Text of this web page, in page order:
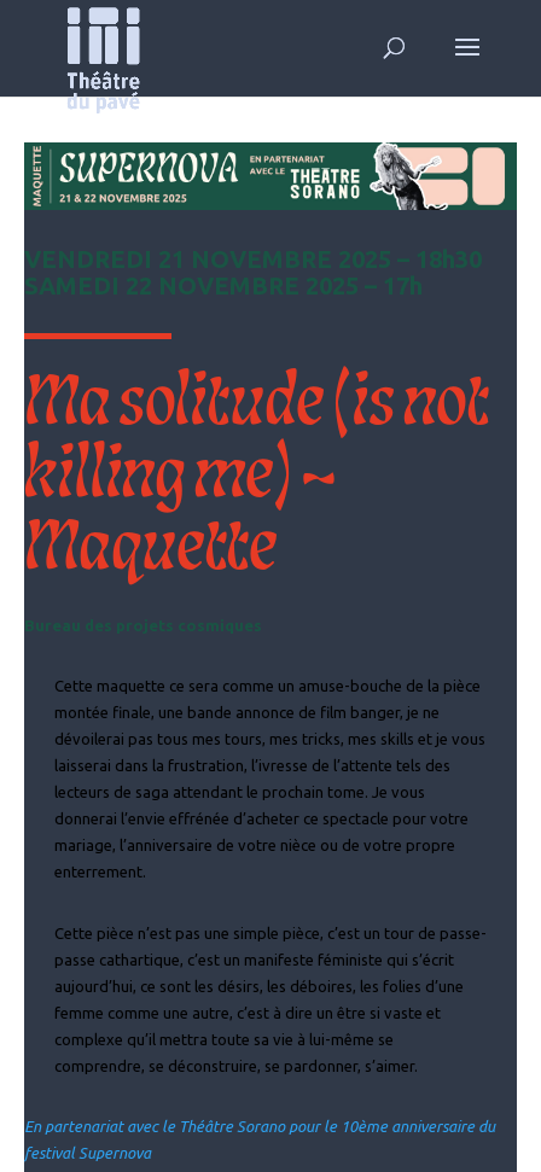
VENDREDI 21 NOVEMBRE 2025 – 18h30
SAMEDI 22 NOVEMBRE 2025 – 17h
Ma solitude (is not
killing me) –
Maquette
Bureau des projets cosmiques
Cette maquette ce sera comme un amuse-bouche de la pièce
montée finale, une bande annonce de film banger, je ne
dévoilerai pas tous mes tours, mes tricks, mes skills et je vous
laisserai dans la frustration, l’ivresse de l’attente tels des
lecteurs de saga attendant le prochain tome. Je vous
donnerai l’envie effrénée d’acheter ce spectacle pour votre
mariage, l’anniversaire de votre nièce ou de votre propre
enterrement.
Cette pièce n’est pas une simple pièce, c’est un tour de passe-
passe cathartique, c’est un manifeste féministe qui s’écrit
aujourd’hui, ce sont les désirs, les déboires, les folies d’une
femme comme une autre, c’est à dire un être si vaste et
complexe qu’il mettra toute sa vie à lui-même se
comprendre, se déconstruire, se pardonner, s’aimer.
En partenariat avec le Théâtre Sorano pour le 10ème anniversaire du
festival Supernova